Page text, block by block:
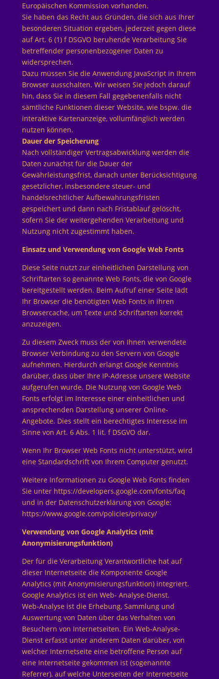
Europäischen Kommission vorhanden.
Sie haben das Recht aus Gründen, die sich aus Ihrer
besonderen Situation ergeben, jederzeit gegen diese
auf Art. 6 (1) f DSGVO beruhende Verarbeitung Sie
betreffender personenbezogener Daten zu
widersprechen.
Dazu müssen Sie die Anwendung JavaScript in Ihrem
Browser ausschalten. Wir weisen Sie jedoch darauf
hin, dass Sie in diesem Fall gegebenenfalls nicht
sämtliche Funktionen dieser Website, wie bspw. die
interaktive Kartenanzeige, vollumfänglich werden
nutzen können.
Dauer der Speicherung
Nach vollständiger Vertragsabwicklung werden die
Daten zunächst für die Dauer der
Gewährleistungsfrist, danach unter Berücksichtigung
gesetzlicher, insbesondere steuer- und
handelsrechtlicher Aufbewahrungsfristen
gespeichert und dann nach Fristablauf gelöscht,
sofern Sie der weitergehenden Verarbeitung und
Nutzung nicht zugestimmt haben.
Einsatz und Verwendung von Google Web Fonts
Diese Seite nutzt zur einheitlichen Darstellung von
Schriftarten so genannte Web Fonts, die von Google
bereitgestellt werden. Beim Aufruf einer Seite lädt
Ihr Browser die benötigten Web Fonts in ihren
Browsercache, um Texte und Schriftarten korrekt
anzuzeigen.
Zu diesem Zweck muss der von Ihnen verwendete
Browser Verbindung zu den Servern von Google
aufnehmen. Hierdurch erlangt Google Kenntnis
darüber, dass über Ihre IP-Adresse unsere Website
aufgerufen wurde. Die Nutzung von Google Web
Fonts erfolgt im Interesse einer einheitlichen und
ansprechenden Darstellung unserer Online-
Angebote. Dies stellt ein berechtigtes Interesse im
Sinne von Art. 6 Abs. 1 lit. f DSGVO dar.
Wenn Ihr Browser Web Fonts nicht unterstützt, wird
eine Standardschrift von Ihrem Computer genutzt.
Weitere Informationen zu Google Web Fonts finden
Sie unter https://developers.google.com/fonts/faq
und in der Datenschutzerklärung von Google:
https://www.google.com/policies/privacy/
Verwendung von Google Analytics (mit
Anonymisierungsfunktion)
Der für die Verarbeitung Verantwortliche hat auf
dieser Internetseite die Komponente Google
Analytics (mit Anonymisierungsfunktion) integriert.
Google Analytics ist ein Web- Analyse-Dienst.
Web-Analyse ist die Erhebung, Sammlung und
Auswertung von Daten über das Verhalten von
Besuchern von Internetseiten. Ein Web-Analyse-
Dienst erfasst unter anderem Daten darüber, von
welcher Internetseite eine betroffene Person auf
eine Internetseite gekommen ist (sogenannte
Referrer), auf welche Unterseiten der Internetseite